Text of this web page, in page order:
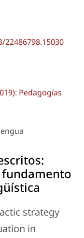
Pedagogías
strategy
in